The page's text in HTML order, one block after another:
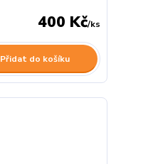
400 Kč/ks
Přidat do košíku